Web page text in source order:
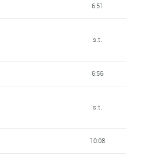
6:51
s.t.
6:56
s.t.
10:08